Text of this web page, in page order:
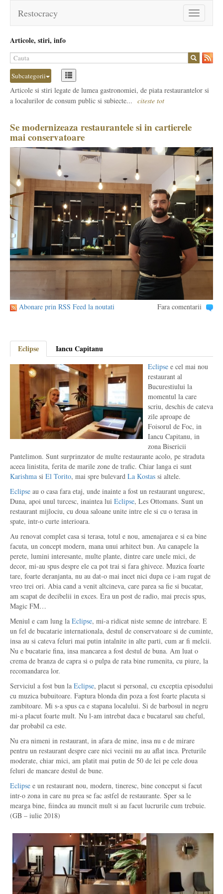
Toggle
navigation
Restocracy
Articole, stiri, info
Subcategorii
Articole si stiri legate de lumea gastronomiei, de piata restaurantelor si
a localurilor de consum public si subiecte... citeste tot
Se modernizeaza restaurantele si in cartierele
mai conservatoare
Abonare prin RSS Feed la noutati Fara comentarii
Eclipse Iancu Capitanu
Eclipse e cel mai nou
restaurant al
Bucurestiului la
momentul la care
scriu, deschis de cateva
zile aproape de
Foisorul de Foc, in
Iancu Capitanu, in
zona Bisericii
Pantelimon. Sunt surprinzator de multe restaurante acolo, pe straduta
aceea linistita, ferita de marile zone de trafic. Chiar langa ei sunt
Karishma si El Torito, mai spre bulevard La Kostas si altele.
Eclipse au o casa fara etaj, unde inainte a fost un restaurant unguresc,
Duna, apoi unul turcesc, inaintea lui Eclipse, Les Ottomans. Sunt un
restaurant mijlociu, cu doua saloane unite intre ele si cu o terasa in
spate, intr-o curte interioara.
Au renovat complet casa si terasa, totul e nou, amenajarea e si ea bine
facuta, un concept modern, mana unui arhitect bun. Au canapele la
perete, lumini interesante, multe plante, dintre care unele mici, de
decor, mi-au spus despre ele ca pot trai si fara ghivece. Muzica foarte
tare, foarte deranjanta, nu au dat-o mai incet nici dupa ce i-am rugat de
vreo trei ori. Abia cand a venit altcineva, care parea sa fie si bucatar,
am scapat de decibelii in exces. Era un post de radio, mai precis spus,
Magic FM…
Meniul e cam lung la Eclipse, mi-a ridicat niste semne de intrebare. E
un fel de bucatarie internationala, destul de conservatoare si de cuminte,
insa au si cateva feluri mai putin intalnite in alte parti, cum ar fi melcii.
Nu e bucatarie fina, insa mancarea a fost destul de buna. Am luat o
crema de branza de capra si o pulpa de rata bine rumenita, cu piure, la
recomandarea lor.
Serviciul a fost bun la Eclipse, placut si personal, cu exceptia episodului
cu muzica bubuitoare. Faptura blonda din poza a fost foarte placuta si
zambitoare. Mi s-a spus ca e stapana localului. Si de barbosul in negru
mi-a placut foarte mult. Nu l-am intrebat daca e bucatarul sau cheful,
dar probabil ca este.
Nu era nimeni in restaurant, in afara de mine, insa nu e de mirare
pentru un restaurant despre care nici vecinii nu au aflat inca. Preturile
moderate, chiar mici, am platit mai putin de 50 de lei pe cele doua
feluri de mancare destul de bune.
Eclipse e un restaurant nou, modern, tineresc, bine conceput si facut
intr-o zona in care nu prea se fac astfel de restaurante. Sper sa le
mearga bine, fiindca au muncit mult si au facut lucrurile cum trebuie.
(GB – iulie 2018)